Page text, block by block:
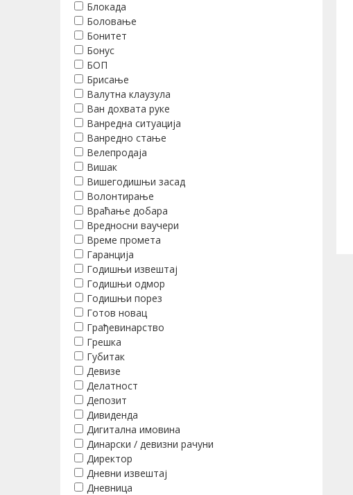
Блокада
Боловање
Бонитет
Бонус
БОП
Брисање
Валутна клаузула
Ван дохвата руке
Ванредна ситуација
Ванредно стање
Велепродаја
Вишак
Вишегодишњи засад
Волонтирање
Враћање добара
Вредносни ваучери
Време промета
Гаранција
Годишњи извештај
Годишњи одмор
Годишњи порез
Готов новац
Грађевинарство
Грешка
Губитак
Девизе
Делатност
Депозит
Дивиденда
Дигитална имовина
Динарски / девизни рачуни
Директор
Дневни извештај
Дневница